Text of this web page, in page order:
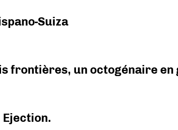
Suiza
frontières, un octogénaire en
Ejection.